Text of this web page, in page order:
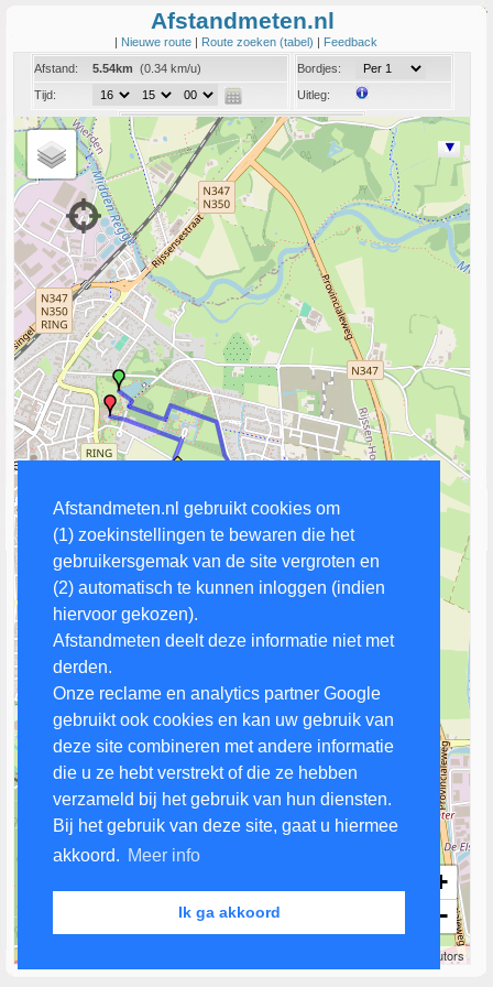
Afstandmeten.nl gebruikt cookies om
(1) zoekinstellingen te bewaren die het
gebruikersgemak van de site vergroten en
(2) automatisch te kunnen inloggen (indien
hiervoor gekozen).
Afstandmeten deelt deze informatie niet met
derden.
Onze reclame en analytics partner Google
gebruikt ook cookies en kan uw gebruik van
deze site combineren met andere informatie
die u ze hebt verstrekt of die ze hebben
verzameld bij het gebruik van hun diensten.
Bij het gebruik van deze site, gaat u hiermee
akkoord. Meer info
Ik ga akkoord
Afstandmeten.nl
| Nieuwe route | Route zoeken (tabel) | Feedback
Afstand:
5.54km (0.34 km/u)
Tijd:
Bordjes:
Uitleg:
Coord:
Info:
Link naar deze route
+
−
contributors